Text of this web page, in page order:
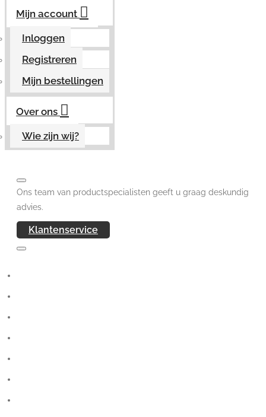
Mijn account
Inloggen
Registreren
Mijn bestellingen
Over ons
Wie zijn wij?
Ons team van productspecialisten geeft u graag deskundig
advies.
Klantenservice